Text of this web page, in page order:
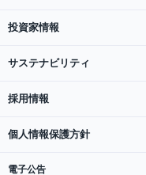
投資家情報
サステナビリティ
採用情報
個人情報保護方針
電子公告